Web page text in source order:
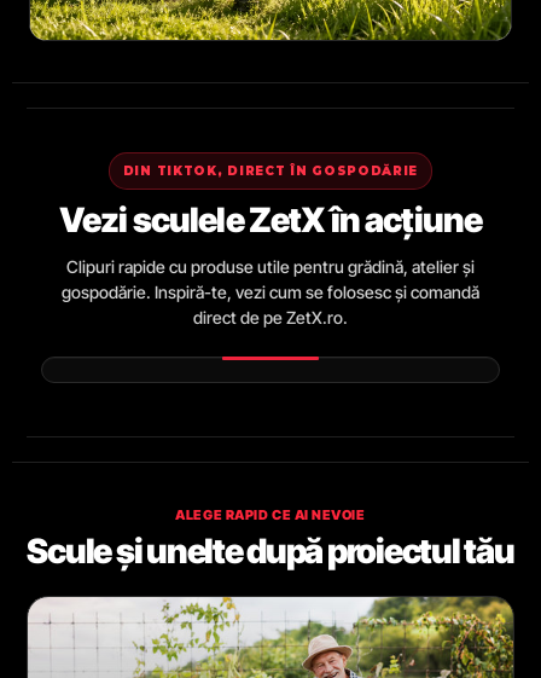
DIN TIKTOK, DIRECT ÎN GOSPODĂRIE
Vezi sculele ZetX în acțiune
Clipuri rapide cu produse utile pentru grădină, atelier și
gospodărie. Inspiră-te, vezi cum se folosesc și comandă
direct de pe ZetX.ro.
ALEGE RAPID CE AI NEVOIE
Scule și unelte după proiectul tău